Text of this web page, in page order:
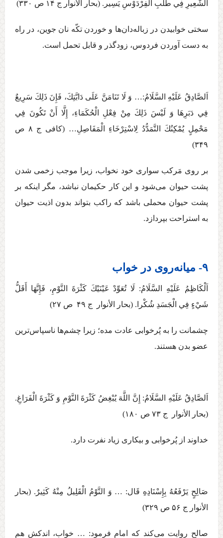
الشَّعِيرِ فِي‏ طَلَبِ‏ الْفِرْدَوْسِ‏ يَسِير. (بحار الأنوار ج ‏۱۴ ص ۳۳۰)
سختی خوابیدن در زباله‌دان‌ها و خوردن تکّه نان جوین، در راه
به دست آوردن فردوس، زود‌گذر و قابل تحمل است.
اَلصَّادِقُ عَلَيْهِ السَّلَامُ:… وَ لَا تَنَامَنَّ عَلَی دَابَّتِكَ، فَإِنَ‏ ذَلِكَ‏ سَرِيعٌ‏
فِي‏ دَبَرِهَا وَ لَيْسَ ذَلِكَ مِنْ فِعْلِ الْحُكَمَاءِ، إِلَّا أَنْ تَكُونَ فِي
مَحْمِلٍ يُمْكِنُكَ التَّمَدُّدُ لِاسْتِرْخَاءِ الْمَفَاصِلِ… (كافی ج ‏۸ ص
۳۴۹)
بر روی مَرکب سواری خود نخواب، زیرا موجب زخمی شدن
پشت حیوان می‌شود و این کار حکیمان نباشد، مگر اینکه بر
پشت حیوان محملی باشد که راکب بتواند بدون اذیت حیوان
به استراحت بپردازد.
۹- میانه‌روی در خواب
اَلْكَاظِمُ عَلَيْهِ السَّلَامُ: لَا تُعَوِّدْ عَيْنَيْكَ‏ كَثْرَةَ النَّوْمِ‏، فَإِنَّهَا أَقَلُّ
شَيْ‏ءٍ فِي الْجَسَدِ شُكْرا. (بحار الأنوار ج ‏۴۹ ص ۲۷)
چشمانت را به پُرخوابی عادت مده؛ زيرا چشم‌ها ناسپاس‌ترين
عضو بدن هستند.
اَلصَّادِقُ عَلَيْهِ السَّلَامُ: إِنَّ اللَّهَ يُبْغِضُ‏ كَثْرَةَ النَّوْمِ‏ وَ كَثْرَةَ الْفَرَاغِ.
(بحار الأنوار ج ‏۷۳ ص ۱۸۰)
خداوند از پُر‌خوابی و بيكاری زياد نفرت دارد.
صَالِحٍ يَرْفَعُهُ بِإِسْنَادِهِ قَال‏: … وَ النَّوْمُ الْقَلِيلُ مِنْهُ كَثِيرٌ. (بحار
الأنوار ج ‏۵۶ ص ۳۲۹)
صالح روايت می‌كند كه امام فرمود: … خواب، اندكش هم